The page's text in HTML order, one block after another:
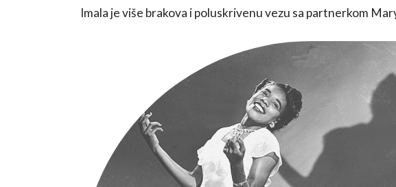
Imala je više brakova i poluskrivenu vezu sa partnerkom